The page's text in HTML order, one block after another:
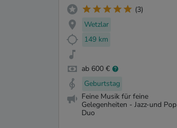
(3)
Wetzlar
149 km
ab 600 €
Geburtstag
Feine Musik für feine
Gelegenheiten - Jazz-und Pop
Duo